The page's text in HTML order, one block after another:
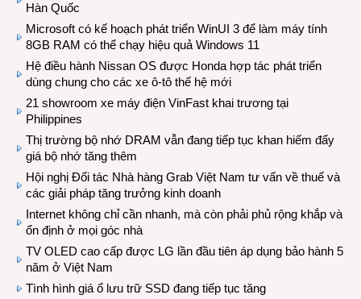
Hàn Quốc
Microsoft có kế hoạch phát triển WinUI 3 để làm máy tính
8GB RAM có thể chạy hiệu quả Windows 11
Hệ điều hành Nissan OS được Honda hợp tác phát triển
dùng chung cho các xe ô-tô thế hệ mới
21 showroom xe máy điện VinFast khai trương tại
Philippines
Thị trường bộ nhớ DRAM vẫn đang tiếp tục khan hiếm đẩy
giá bộ nhớ tăng thêm
Hội nghị Đối tác Nhà hàng Grab Việt Nam tư vấn về thuế và
các giải pháp tăng trưởng kinh doanh
Internet không chỉ cần nhanh, mà còn phải phủ rộng khắp và
ổn định ở mọi góc nhà
TV OLED cao cấp được LG lần đầu tiên áp dụng bảo hành 5
năm ở Việt Nam
Tình hình giá ổ lưu trữ SSD đang tiếp tục tăng